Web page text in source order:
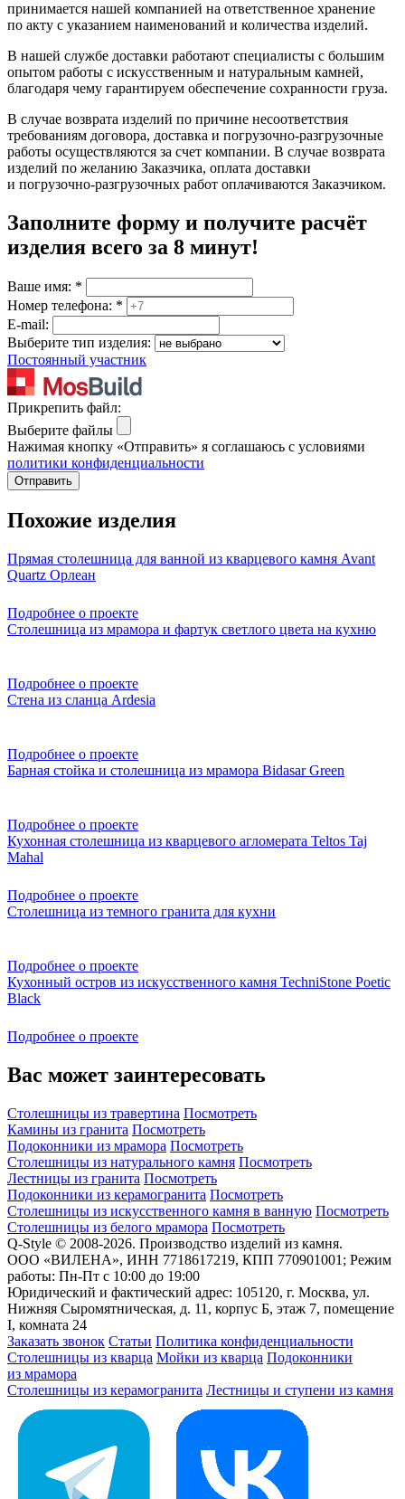
принимается нашей компанией на ответственное хранение
по акту с указанием наименований и количества изделий.
В нашей службе доставки работают специалисты с большим
опытом работы с искусственным и натуральным камней,
благодаря чему гарантируем обеспечение сохранности груза.
В случае возврата изделий по причине несоответствия
требованиям договора, доставка и погрузочно-разгрузочные
работы осуществляются за счет компании. В случае возврата
изделий по желанию Заказчика, оплата доставки
и погрузочно-разгрузочных работ оплачиваются Заказчиком.
Заполните форму и получите расчёт
изделия всего за 8 минут!
Ваше имя: *
Номер телефона: *
E-mail:
Выберите тип изделия:
Постоянный участник
Прикрепить файл:
Выберите файлы
Нажимая кнопку «Отправить» я соглашаюсь с условиями
политики конфиденциальности
Отправить
Похожие изделия
Прямая столешница для ванной из кварцевого камня Avant
Quartz Орлеан
Подробнее о проекте
Столешница из мрамора и фартук светлого цвета на кухню
Подробнее о проекте
Стена из сланца Ardesia
Подробнее о проекте
Барная стойка и столешница из мрамора Bidasar Green
Подробнее о проекте
Кухонная столешница из кварцевого агломерата Teltos Taj
Mahal
Подробнее о проекте
Столешница из темного гранита для кухни
Подробнее о проекте
Кухонный остров из искусственного камня TechniStone Poetic
Black
Подробнее о проекте
Вас может заинтересовать
Столешницы из травертина Посмотреть
Камины из гранита Посмотреть
Подоконники из мрамора Посмотреть
Столешницы из натурального камня Посмотреть
Лестницы из гранита Посмотреть
Подоконники из керамогранита Посмотреть
Столешницы из искусственного камня в ванную Посмотреть
Столешницы из белого мрамора Посмотреть
Q-Style © 2008-2026. Производство изделий из камня.
ООО «ВИЛЕНА», ИНН 7718617219, КПП 770901001; Режим
работы: Пн-Пт с 10:00 до 19:00
Юридический и фактический адрес: 105120, г. Москва, ул.
Нижняя Сыромятническая, д. 11, корпус Б, этаж 7, помещение
I, комната 24
Заказать звонок Статьи Политика конфиденциальности
Столешницы из кварца Мойки из кварца Подоконники
из мрамора
Столешницы из керамогранита Лестницы и ступени из камня